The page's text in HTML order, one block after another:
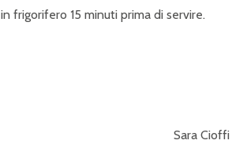
frigorifero 15 minuti prima di servire.
Sara Cioffi